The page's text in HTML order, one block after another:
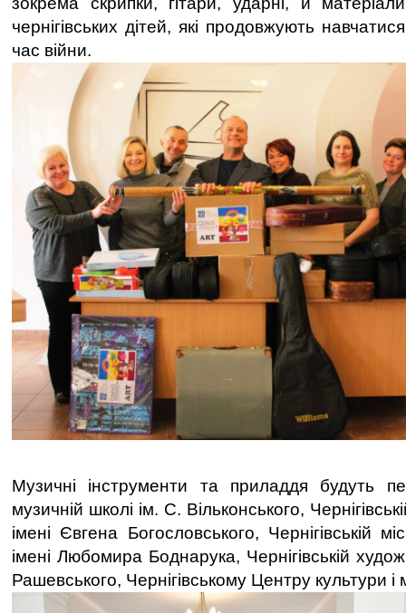
чернігівських дітей, які продовжують
час війни.
Музичні інструменти та приладдя будуть
музичній школі ім. С. Вільконського,
імені Євгена Богословського, Чернігівській
імені Любомира Боднарука, Чернігівській
Рашевського, Чернігівському Центру культури і